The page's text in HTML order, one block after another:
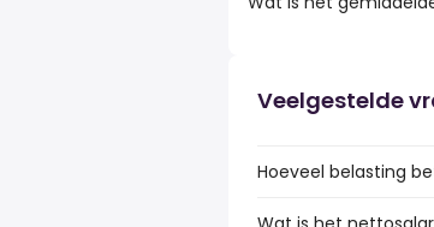
Veelgestelde
Hoeveel belasting